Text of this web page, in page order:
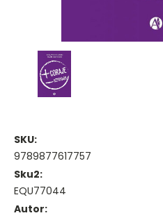
SKU:
9789877617757
Sku2:
EQU77044
Autor: